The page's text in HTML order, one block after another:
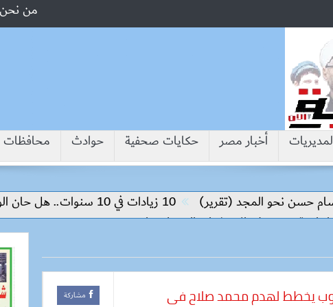
من نحن
أخبار مصر حكايات صحفية حوادث محافظات
المجد (تقرير) 10 زيادات في 10 سنوات.. هل حان الوقت لرفع دعم البنزين نهائيا؟
على الاستثمار والتكنولوجيا
كلوب يخطط لهدم محمد صلاح فى
مشاركة